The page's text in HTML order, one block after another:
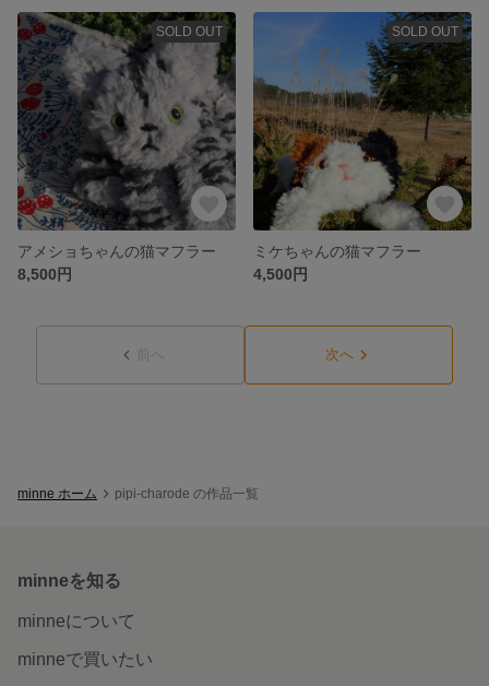
SOLD OUT
アメショちゃんの猫マフラー
8,500円
SOLD OUT
ミケちゃんの猫マフラー
4,500円
前へ 次へ
minne ホーム pipi-charode の作品一覧
minneを知る
minneについて
minneで買いたい